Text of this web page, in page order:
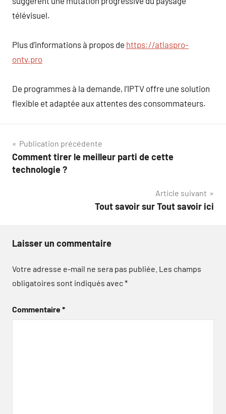
télévisuel.
Plus d’informations à propos de https://atlaspro-
ontv.pro
De programmes à la demande, l’IPTV offre une solution
flexible et adaptée aux attentes des consommateurs.
Navigation
de
Publication précédente
Comment tirer le meilleur parti de cette
technologie ?
Article suivant
Tout savoir sur Tout savoir ici
Laisser un commentaire
Votre adresse e-mail ne sera pas publiée. Les champs
obligatoires sont indiqués avec*
Commentaire*